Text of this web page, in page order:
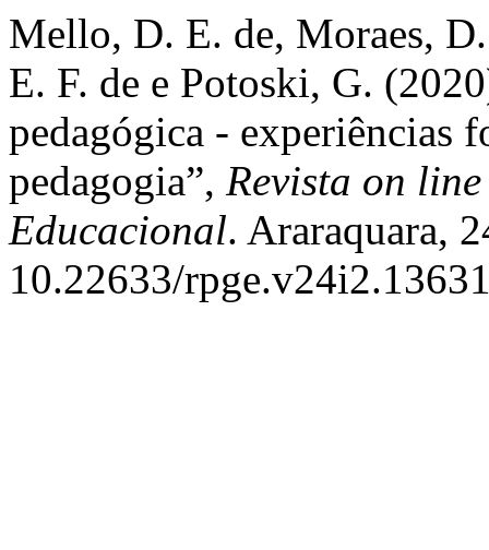
Mello, D. E. de, Moraes,
E. F. de e Potoski, G.
pedagógica - experiências
pedagogia”, Revista on
Educacional. Araraquara,
10.22633/